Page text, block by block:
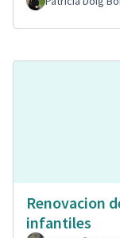
Renovacion
infantiles